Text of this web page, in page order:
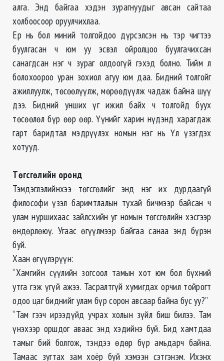
алга. Энд байгаа хэдэн зурагнуудыг авсан сайтаа
холбоосоор оруулчихлаа.
Ер нь бол миний толгойдоо дүрсэлсэн нь тэр чигтээ
буулгасан ч юм уу эсвэл ойролцоо буулгачихсан
санагдсан нэг ч зураг олдоогүй гэхэд болно. Тийм л
болохоороо уран зохиол агуу юм даа. Бидний толгойг
ажиллуулж, төсөөлүүлж, мөрөөдүүлж чадаж байна шүү
дээ. Бидний унших үг ижил байх ч толгойд буух
төсөөлөл бүр өөр өөр. Үүнийг харин нүдэнд харагдаж
гарт баридтал мэдрүүлэх номын нэг нь Үл үзэгдэх
хотууд.
Төгсгөлийн оронд
Тэмдэглэлийнхээ төгсгөлийг энд нэг их дурдаагүй
философи үзэл баримтлалын тухай бичмээр байсан ч
улам нуршихаас зайлсхийн уг номын төгсгөлийн хэсгээр
өндөрлөюү. Угаас өгүүлмээр байгаа санаа энд бүрэн
буй.
Хаан өгүүлэрүүн:
“Хамгийн сүүлийн зогсоол тамын хот юм бол бүхний
утга гэж үгүй ажээ. Тасралтгүй хумигдах орчил тойрогт
одоо цаг биднийг улам бүр сорон авсаар байна бус уу?”
“Там гээч ирээдүйд учрах холын зүйл биш билээ. Там
үнэхээр оршдог аваас энд хэдийнэ буй. Бид хамтдаа
тамыг бий болгож, тэндээ өдөр бүр амьдарч байна.
Тамаас зугтах зам хоёр буй хэмээн сэтгэнэм. Ихэнх